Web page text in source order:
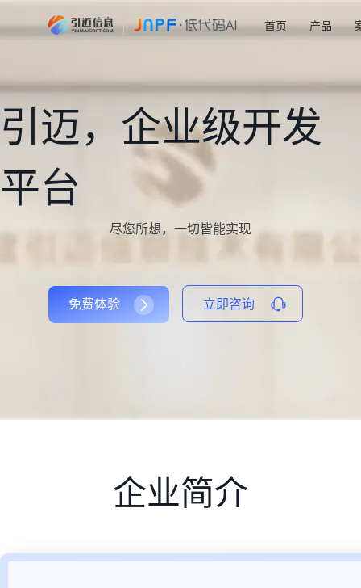
首页 产品
引迈，企业级开发
平台
尽您所想，一切皆能实现
免费体验 立即咨询
企业简介